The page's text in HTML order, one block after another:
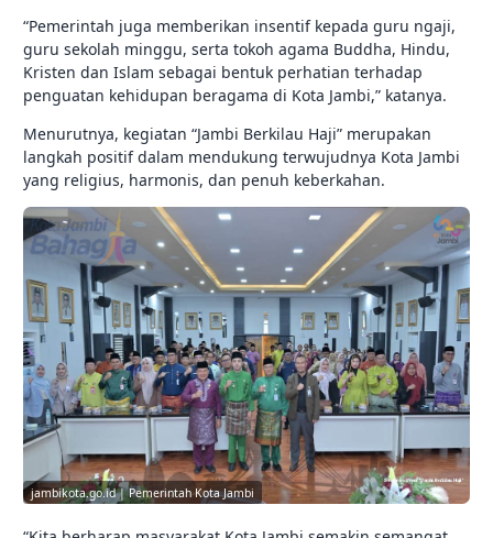
“Pemerintah juga memberikan insentif kepada guru ngaji,
guru sekolah minggu, serta tokoh agama Buddha, Hindu,
Kristen dan Islam sebagai bentuk perhatian terhadap
penguatan kehidupan beragama di Kota Jambi,” katanya.
Menurutnya, kegiatan “Jambi Berkilau Haji” merupakan
langkah positif dalam mendukung terwujudnya Kota Jambi
yang religius, harmonis, dan penuh keberkahan.
jambikota.go.id | Pemerintah Kota Jambi